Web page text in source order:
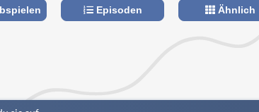
Episoden Ähnlich